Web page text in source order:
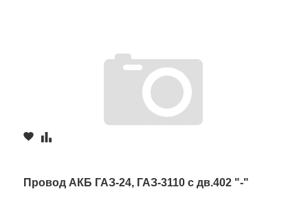
Провод АКБ ГАЗ-24, ГАЗ-3110 с дв.402 "-"